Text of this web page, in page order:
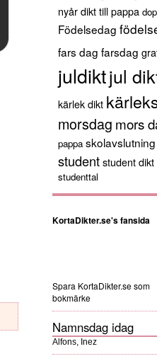
nyårdikt till pappa
Födelsedag
fars dag farsdag
juldiktjul
kärlek dikt
morsdag mors
pappa skolavslutning
studentstudent dikt
studenttal
KortaDikter.se's fansida
Spara KortaDikter.se som
bokmärke
Namnsdag idag
Alfons, Inez